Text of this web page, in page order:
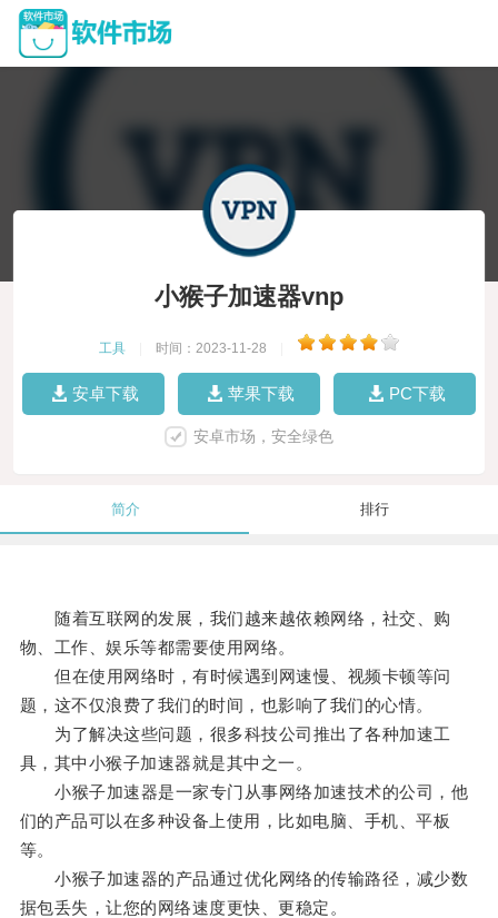
小猴子加速器vnp
工具 时间：2023-11-28
安卓下载 苹果下载 PC下载
安卓市场，安全绿色
简介 排行
随着互联网的发展，我们越来越依赖网络，社交、购
物、工作、娱乐等都需要使用网络。
但在使用网络时，有时候遇到网速慢、视频卡顿等问
题，这不仅浪费了我们的时间，也影响了我们的心情。
为了解决这些问题，很多科技公司推出了各种加速工
具，其中小猴子加速器就是其中之一。
小猴子加速器是一家专门从事网络加速技术的公司，他
们的产品可以在多种设备上使用，比如电脑、手机、平板
等。
小猴子加速器的产品通过优化网络的传输路径，减少数
据包丢失，让您的网络速度更快、更稳定。